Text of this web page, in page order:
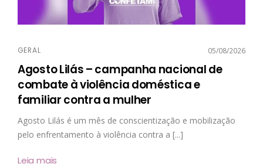
GERAL 05/08/2026
Agosto Lilás – campanha nacional de
combate à violência doméstica e
familiar contra a mulher
Agosto Lilás é um mês de conscientização e mobilização
pelo enfrentamento à violência contra a [...]
Leia mais